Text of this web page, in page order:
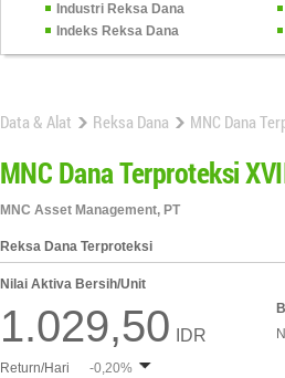
Industri Reksa Dana
Indeks Reksa Dana
Data & Alat Reksa Dana MNC Dana
MNC Dana Terproteksi
MNC Asset Management, PT
Reksa Dana Terproteksi
Nilai Aktiva Bersih/Unit
1.029,50 IDR
Return/Hari -0,20%